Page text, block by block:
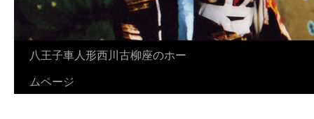
八王子車人形西川古柳座のホー
ムページ